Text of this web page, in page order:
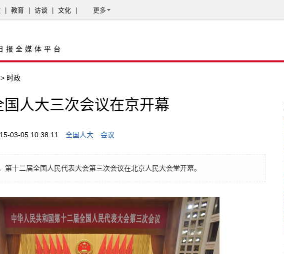
教育 访谈 文化 更多
报全媒体平台
> 时政
国人大三次会议在京开幕
03-05 10:38:11 全国人大 会议
第十二届全国人民代表大会第三次会议在北京人民大会堂开幕。